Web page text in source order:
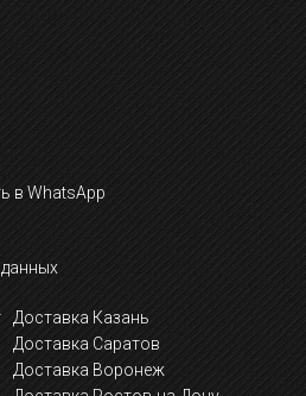
Доставка Казань
Доставка Саратов
Доставка Воронеж